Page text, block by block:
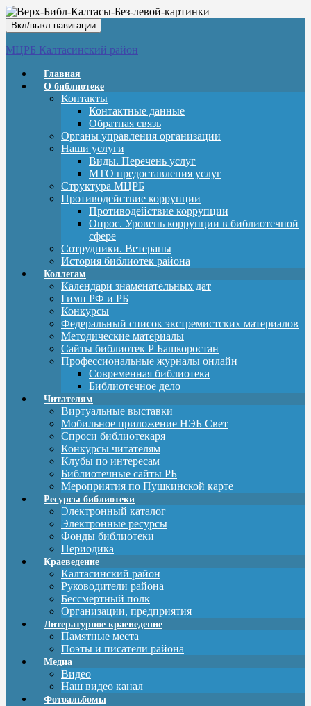
Вкл/выкл навигации
МЦРБ Калтасинский район
Главная
О библиотеке
Контакты
Контактные данные
Обратная связь
Органы управления организации
Наши услуги
Виды. Перечень услуг
МТО предоставления услуг
Структура МЦРБ
Противодействие коррупции
Противодействие коррупции
Опрос. Уровень коррупции в библиотечной
сфере
Сотрудники. Ветераны
История библиотек района
Коллегам
Календари знаменательных дат
Гимн РФ и РБ
Конкурсы
Федеральный список экстремистских материалов
Методические материалы
Сайты библиотек Р Башкоростан
Профессиональные журналы онлайн
Современная библиотека
Библиотечное дело
Читателям
Виртуальные выставки
Мобильное приложение НЭБ Свет
Спроси библиотекаря
Конкурсы читателям
Клубы по интересам
Библиотечные сайты РБ
Мероприятия по Пушкинской карте
Ресурсы библиотеки
Электронный каталог
Электронные ресурсы
Фонды библиотеки
Периодика
Краеведение
Калтасинский район
Руководители района
Бессмертный полк
Организации, предприятия
Литературное краеведение
Памятные места
Поэты и писатели района
Медиа
Видео
Наш видео канал
Фотоальбомы